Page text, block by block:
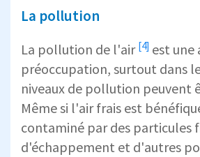
La pollution
La pollution de l'air [4] est une
préoccupation, surtout dans
niveaux de pollution peuvent
Même si l'air frais est
contaminé par des particules
d'échappement et d'autres